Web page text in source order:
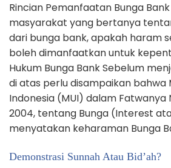
Rincian Pemanfaatan Bunga
masyarakat yang bertanya
dari bunga bank, apakah haram
boleh dimanfaatkan untuk
Hukum Bunga Bank Sebelum
di atas perlu disampaikan bahwa
Indonesia (MUI) dalam Fatwanya
2004, tentang Bunga (Interest
menyatakan keharaman Bunga
Demonstrasi Sunnah Atau Bid’ah?